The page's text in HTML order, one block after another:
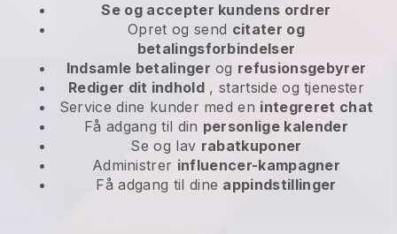
Se og accepter kundens ordrer
Opret og send citater og
betalingsforbindelser
Indsamle betalinger og refusionsgebyrer
Rediger dit indhold , startside og tjenester
Service dine kunder med en integreret chat
Få adgang til din personlige kalender
Se og lav rabatkuponer
Administrer influencer-kampagner
Få adgang til dine appindstillinger